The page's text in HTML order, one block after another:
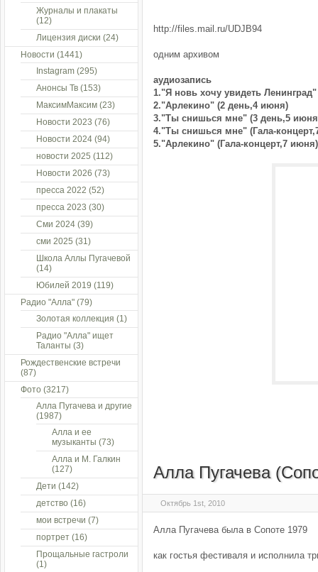
http://files.mail.ru/UDJB94
одним архивом
аудиозапись
1."Я новь хочу увидеть
2."Арлекино" (2 день,4 июня)
3."Ты снишься мне" (3 день,5
4."Ты снишься мне" (Гала-
5."Арлекино" (Гала-концерт,7 июня)
Алла Пугачева
Октябрь 1st, 2010
Алла Пугачева была в Сопоте 1979
как гостья фестиваля и исполнила
Журналы и плакаты
(12)
Лицензия диски (24)
Новости (1441)
Instagram (295)
Анонсы Тв (153)
МаксимМаксим (23)
Новости 2023 (76)
Новости 2024 (94)
новости 2025 (112)
Новости 2026 (73)
пресса 2022 (52)
пресса 2023 (30)
Сми 2024 (39)
сми 2025 (31)
Школа Аллы Пугачевой
(14)
Юбилей 2019 (119)
Радио "Алла" (79)
Золотая коллекция (1)
Радио "Алла" ищет
Таланты (3)
Рождественские встречи
(87)
Фото (3217)
Алла Пугачева и другие
(1987)
Алла и ее
музыканты (73)
Алла и М. Галкин
(127)
Дети (142)
детство (16)
мои встречи (7)
портрет (16)
Прощальные гастроли
(1)